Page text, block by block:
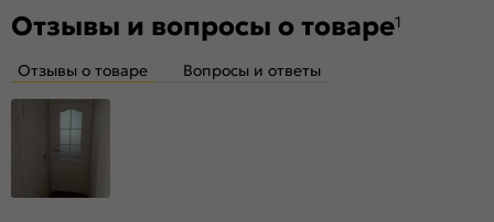
Отзывы и вопросы о товаре1
Отзывы о товаре Вопросы и ответы